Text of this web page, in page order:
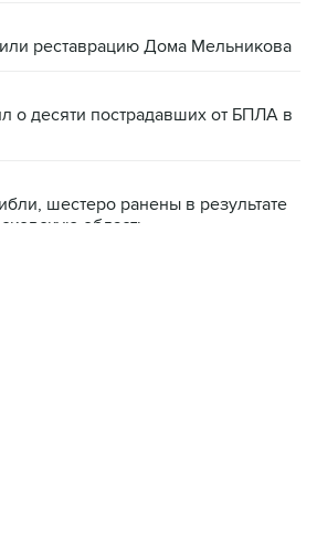
реставрацию Дома Мельникова
о десяти пострадавших от БПЛА в
шестеро ранены в результате
область